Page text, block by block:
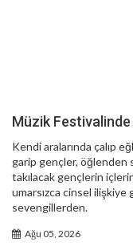
Müzik Festivalinde
Kendi aralarında çalıp
garip gençler, öğlenden
takılacak gençlerin
umarsızca cinsel ilişkiye
sevengillerden.
Ağu 05, 2026